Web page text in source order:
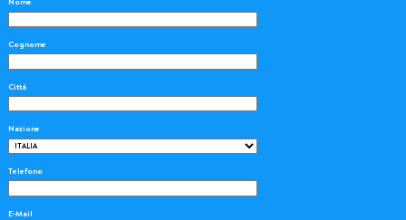
Nome
Cognome
Città
Nazione
Telefono
E-Mail